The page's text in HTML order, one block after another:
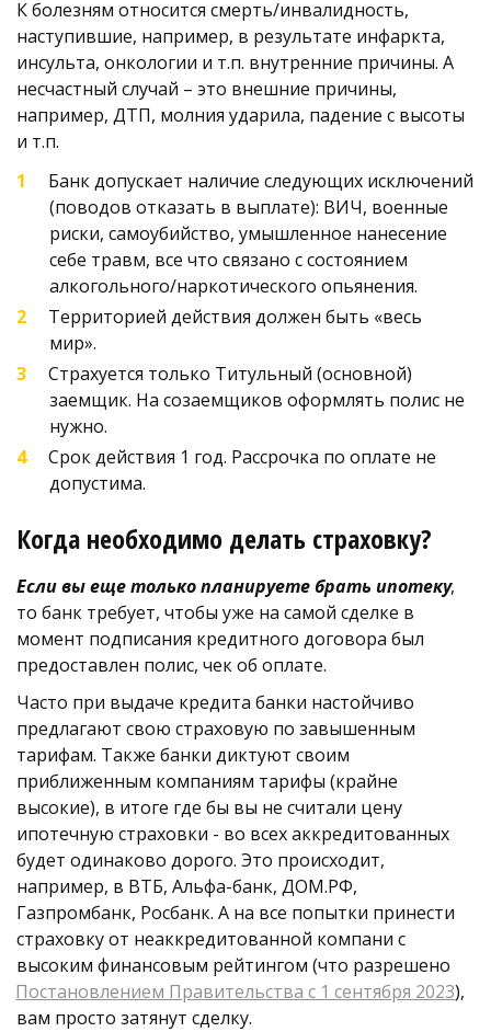
К болезням относится смерть/инвалидность,
наступившие, например, в результате инфаркта,
инсульта, онкологии и т.п. внутренние причины. А
несчастный случай – это внешние причины,
например, ДТП, молния ударила, падение с высоты
и т.п.
Банк допускает наличие следующих исключений
(поводов отказать в выплате): ВИЧ, военные
риски, самоубийство, умышленное нанесение
себе травм, все что связано с состоянием
алкогольного/наркотического опьянения.
Территорией действия должен быть «весь
мир».
Страхуется только Титульный (основной)
заемщик. На созаемщиков оформлять полис не
нужно.
Срок действия 1 год. Рассрочка по оплате не
допустима.
Когда необходимо делать страховку?
Если вы еще только планируете брать ипотеку,
то банк требует, чтобы уже на самой сделке в
момент подписания кредитного договора был
предоставлен полис, чек об оплате.
Часто при выдаче кредита банки настойчиво
предлагают свою страховую по завышенным
тарифам. Также банки диктуют своим
приближенным компаниям тарифы (крайне
высокие), в итоге где бы вы не считали цену
ипотечную страховки - во всех аккредитованных
будет одинаково дорого. Это происходит,
например, в ВТБ, Альфа-банк, ДОМ.РФ,
Газпромбанк, Росбанк. А на все попытки принести
страховку от неаккредитованной компани с
Постановлением Правительства с 1 сентября 2023),
вам просто затянут сделку.